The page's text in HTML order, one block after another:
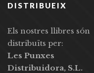
DISTRIBUEIX
Els nostres llibres són
distribuïts per:
Les Punxes
Distribuidora, S.L.